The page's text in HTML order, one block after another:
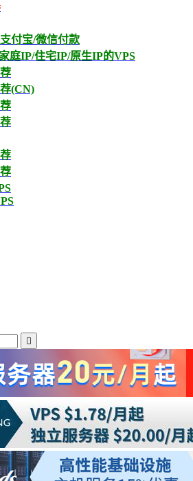
付宝/微信付款
庭IP/住宅IP/原生IP的VPS
(CN)
